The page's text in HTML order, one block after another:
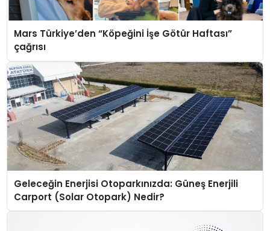
Mars Türkiye’den “Köpeğini İşe Götür Haftası”
çağrısı
Geleceğin Enerjisi Otoparkınızda: Güneş Enerjili
Carport (Solar Otopark) Nedir?